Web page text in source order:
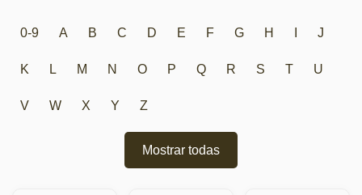
0-9 A B C D E F G H J
K L M N O P Q R S T U
V W X Y Z
Mostrar todas